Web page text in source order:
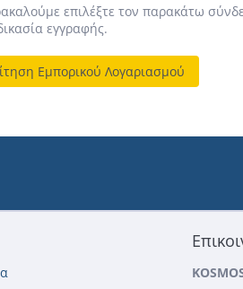
επιλέξτε τον παρακάτω
εγγραφής.
Εμπορικού Λογαριασμού